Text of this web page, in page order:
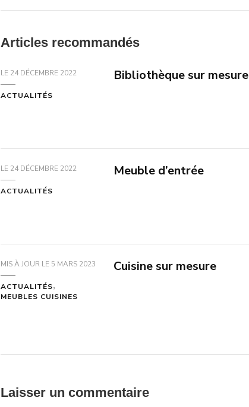
Articles recommandés
LE 24 DÉCEMBRE 2022
ACTUALITÉS
Bibliothèque sur mesure
LE 24 DÉCEMBRE 2022
ACTUALITÉS
Meuble d’entrée
MIS À JOUR LE 5 MARS 2023
ACTUALITÉS
MEUBLES CUISINES
Cuisine sur mesure
Laisser un commentaire